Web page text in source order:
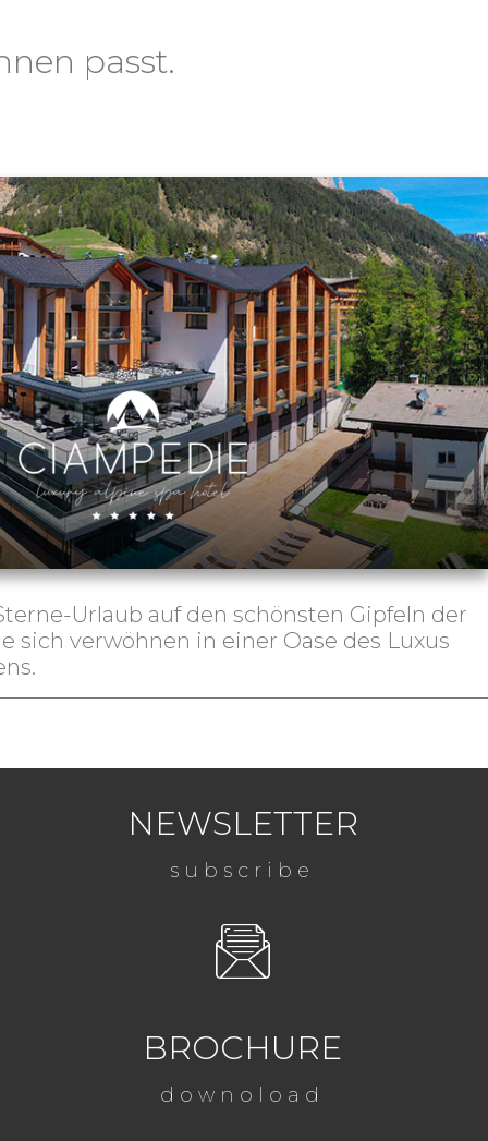
passt.
Urlaub auf den schönsten Gipfeln der
sich verwöhnen in einer Oase des Luxus
NEWSLETTER
subscribe
BROCHURE
downoload